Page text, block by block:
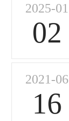
2025-01
02
2021-06
16